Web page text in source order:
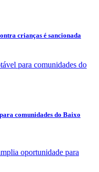
crianças é sancionada
comunidades do Baixo